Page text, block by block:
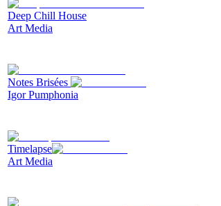
Deep Chill House
Art Media
Notes Brisées
Igor Pumphonia
Timelapse
Art Media